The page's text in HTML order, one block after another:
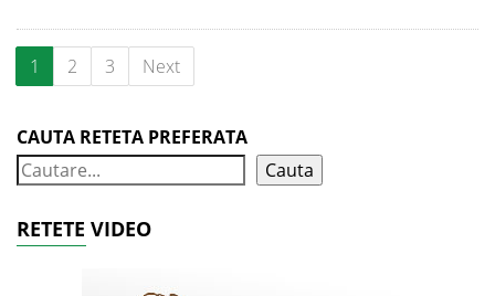
1 2 3 Next
CAUTA RETETA PREFERATA
Cauta
RETETE VIDEO